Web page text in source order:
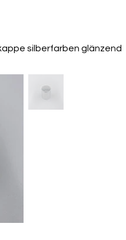
silberfarben glänzend